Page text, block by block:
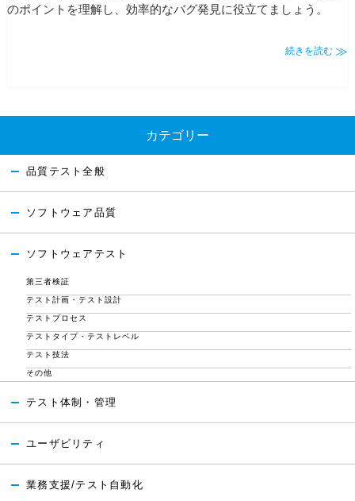
のポイントを理解し、効率的なバグ発見に役立てましょう。
続きを読む
カテゴリー
品質テスト全般
ソフトウェア品質
ソフトウェアテスト
第三者検証
テスト計画・テスト設計
テストプロセス
テストタイプ・テストレベル
テスト技法
その他
テスト体制・管理
ユーザビリティ
業務支援/テスト自動化